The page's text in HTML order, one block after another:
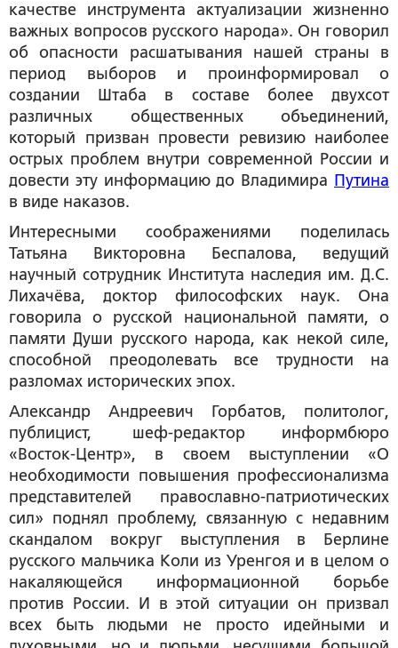
качестве инструмента актуализации жизненно
важных вопросов русского народа». Он говорил
об опасности расшатывания нашей страны в
период выборов и проинформировал о
создании Штаба в составе более двухсот
различных общественных объединений,
который призван провести ревизию наиболее
острых проблем внутри современной России и
довести эту информацию до Владимира Путина
в виде наказов.
Интересными соображениями поделилась
Татьяна Викторовна Беспалова, ведущий
научный сотрудник Института наследия им. Д.С.
Лихачёва, доктор философских наук. Она
говорила о русской национальной памяти, о
памяти Души русского народа, как некой силе,
способной преодолевать все трудности на
разломах исторических эпох.
Александр Андреевич Горбатов, политолог,
публицист, шеф-редактор информбюро
«Восток-Центр», в своем выступлении «О
необходимости повышения профессионализма
представителей православно-патриотических
сил» поднял проблему, связанную с недавним
скандалом вокруг выступления в Берлине
русского мальчика Коли из Уренгоя и в целом о
накаляющейся информационной борьбе
против России. И в этой ситуации он призвал
всех быть людьми не просто идейными и